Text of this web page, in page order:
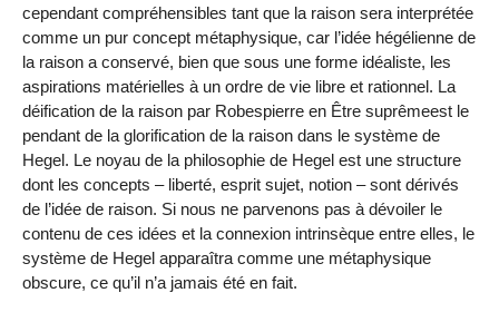
cependant compréhensibles tant que la raison sera interprétée
comme un pur concept métaphysique, car l’idée hégélienne de
la raison a conservé, bien que sous une forme idéaliste, les
aspirations matérielles à un ordre de vie libre et rationnel. La
déification de la raison par Robespierre en Être suprêmeest le
pendant de la glorification de la raison dans le système de
Hegel. Le noyau de la philosophie de Hegel est une structure
dont les concepts – liberté, esprit sujet, notion – sont dérivés
de l’idée de raison. Si nous ne parvenons pas à dévoiler le
contenu de ces idées et la connexion intrinsèque entre elles, le
système de Hegel apparaîtra comme une métaphysique
obscure, ce qu’il n’a jamais été en fait.